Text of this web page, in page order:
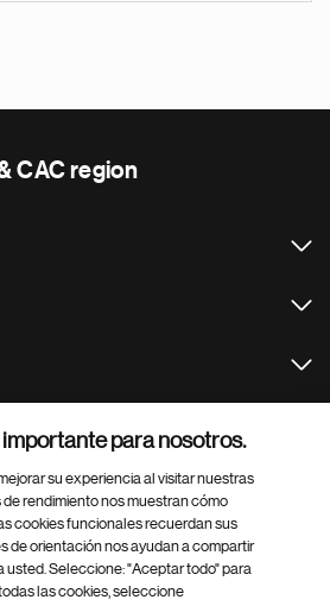
CAC region
para nosotros.
su experiencia al visitar nuestras
rendimiento nos muestran cómo
cookies funcionales recuerdan sus
de orientación nos ayudan a compartir
Seleccione: "Aceptar todo" para
las cookies, seleccione